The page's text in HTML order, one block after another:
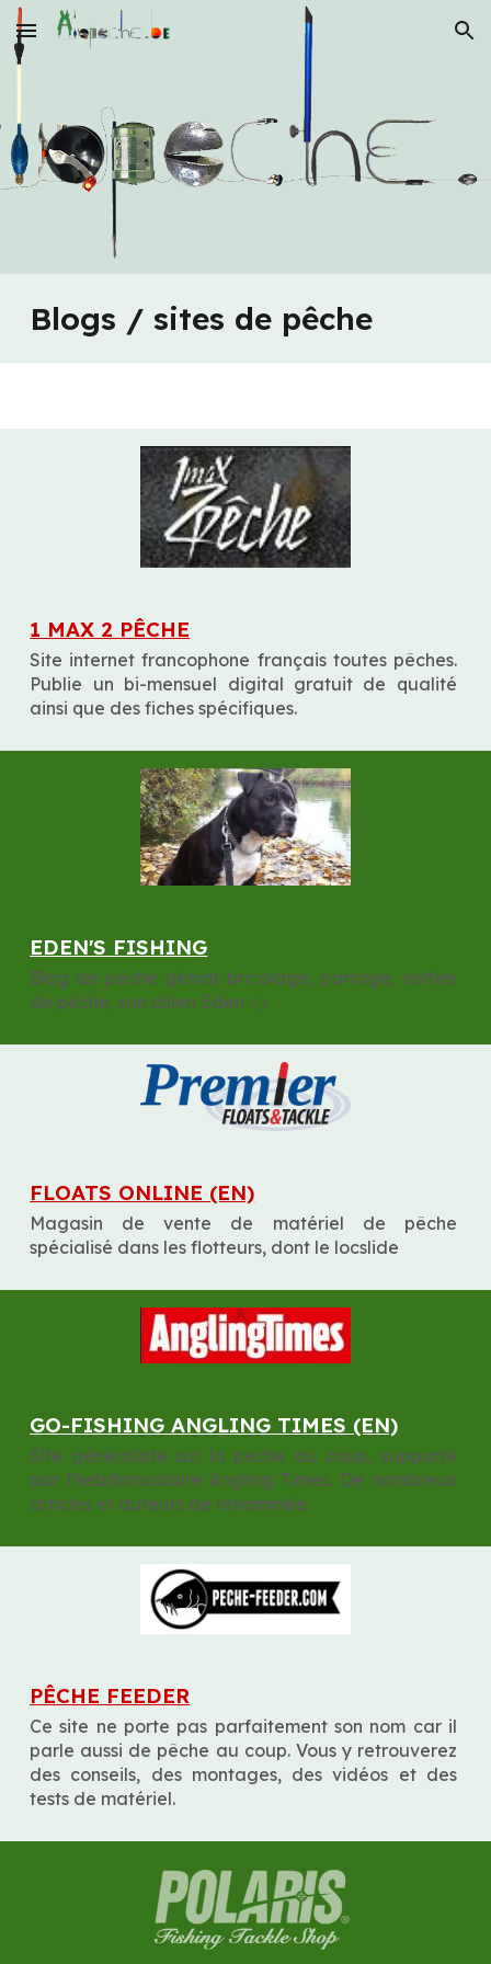
Skip to main content Skip to navigation
Blogs / sites de pêche
1 MAX 2 PÊCHE
Site internet francophone français toutes pêches.
Publie un bi-mensuel digital gratuit de qualité
ainsi que des fiches spécifiques.
EDEN'S FISHING
Blog de pêche génial: bricolage, partage, sorties
de pêche, son chien Eden :-)
FLOATS ONLINE (EN)
Magasin de vente de matériel de pêche
spécialisé dans les flotteurs, dont le locslide
GO-FISHING ANGLING TIMES (EN)
Site généraliste sur la pêche au coup, supporté
par l'hebdomadaire Angling Times. De nombreux
articles et auteurs de renommée.
PÊCHE FEEDER
Ce site ne porte pas parfaitement son nom car il
parle aussi de pêche au coup. Vous y retrouverez
des conseils, des montages, des vidéos et des
tests de matériel.